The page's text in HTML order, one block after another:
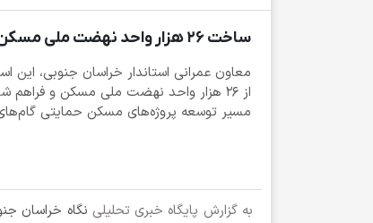
ساخت ۲۶ هزار واحد نهضت ملی مسکن در خراسان جنوبی
معاون عمرانی استاندار خراسان جنوبی،
مسیر توسعه پروژه‌های مسکن حمایتی
به گزارش پایگاه خبری تحلیلی نگاه خراسان